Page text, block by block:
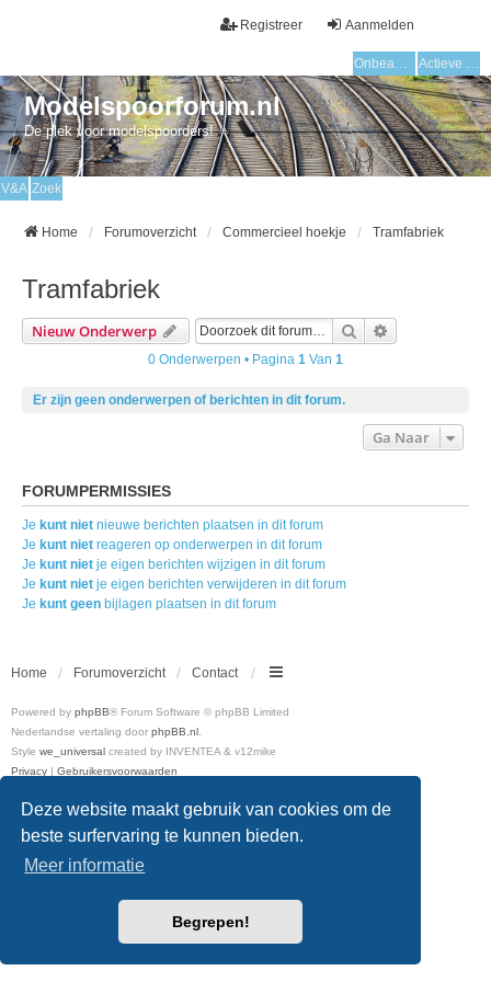
Deze website maakt gebruik van cookies om de
beste surfervaring te kunnen bieden.
Meer informatie
Begrepen!
Aanmelden
Registreer
Onbeantwoorde onderwerpen Actieve onderwerpen
Modelspoorforum.nl
De plek voor modelspoorders!
V&A Zoek
Home Forumoverzicht Commercieel hoekje Tramfabriek
Tramfabriek
Nieuw Onderwerp Zoek
0 Onderwerpen • Pagina 1 Van 1
Er zijn geen onderwerpen of berichten in dit forum.
Ga Naar
FORUMPERMISSIES
Je kunt niet nieuwe berichten plaatsen in dit forum
Je kunt niet reageren op onderwerpen in dit forum
Je kunt niet je eigen berichten wijzigen in dit forum
Je kunt niet je eigen berichten verwijderen in dit forum
Je kunt geen bijlagen plaatsen in dit forum
Home Forumoverzicht Contact
Powered by phpBB® Forum Software © phpBB Limited
Nederlandse vertaling door phpBB.nl
Style we_universal created by INVENTEA & v12mike
Privacy | Gebruikersvoorwaarden